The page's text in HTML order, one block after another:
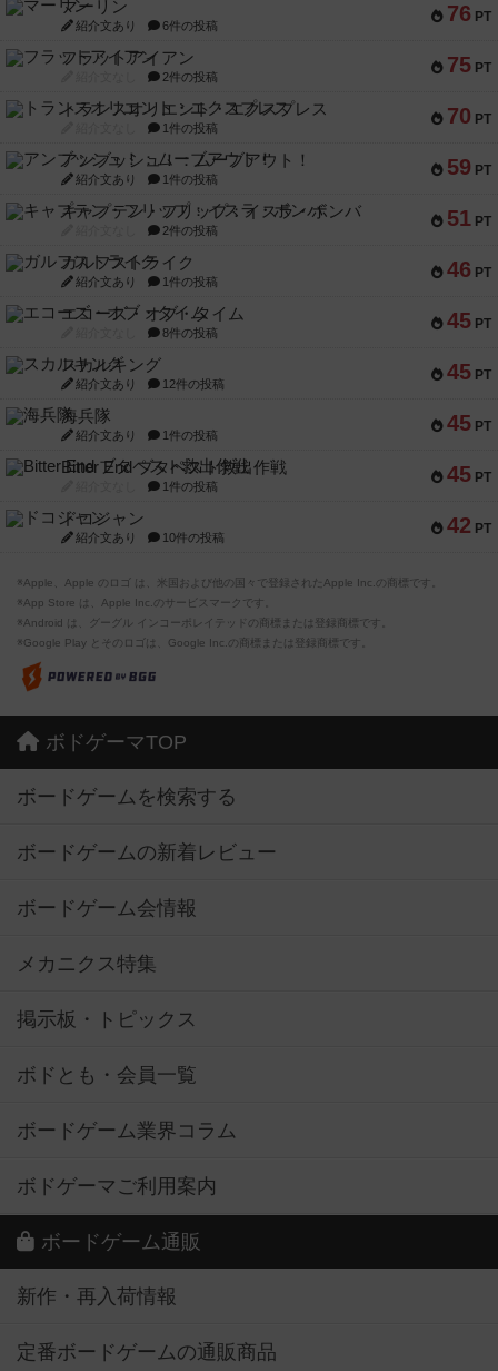
76 PT
マーリン
紹介文あり 6件の投稿
75 PT
フラットアイアン
2件の投稿
70 PT
トランスオリエント・エクスプレス
1件の投稿
59 PT
アンブッシュ！：ムーブアウト！
紹介文あり 1件の投稿
51 PT
キャプテン・フリップ：イスラ・ボンバ
2件の投稿
46 PT
ガルフストライク
紹介文あり 1件の投稿
45 PT
エコーズ・オブ・タイム
8件の投稿
45 PT
スカルキング
紹介文あり 12件の投稿
45 PT
海兵隊
紹介文あり 1件の投稿
45 PT
Bitter End ブタペスト救出作戦
1件の投稿
42 PT
ドコジャン
紹介文あり 10件の投稿
※Apple、Apple のロゴ は、米国および他の国々で登録されたApple Inc.の商標です。
※App Store は、Apple Inc.のサービスマークです。
※Android は、グーグル インコーポレイテッドの商標または登録商標です。
※Google Play とそのロゴは、Google Inc.の商標または登録商標です。
ボドゲーマTOP
ボードゲームを検索する
ボードゲームの新着レビュー
ボードゲーム会情報
メカニクス特集
掲示板・トピックス
ボドとも・会員一覧
ボードゲーム業界コラム
ボドゲーマご利用案内
ボードゲーム通販
新作・再入荷情報
定番ボードゲームの通販商品